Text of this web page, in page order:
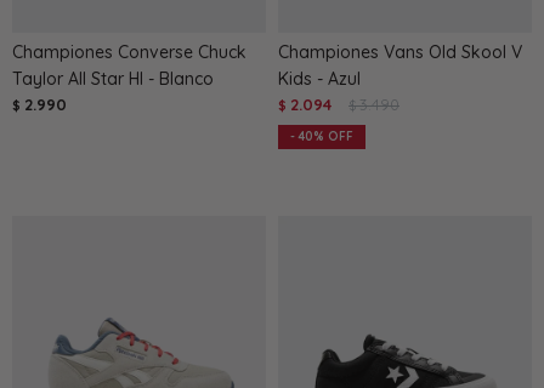
Championes Converse Chuck
Taylor All Star HI - Blanco
$ 2.990
Championes Vans Old Skool V
Kids - Azul
$ 2.094 $ 3.490
40